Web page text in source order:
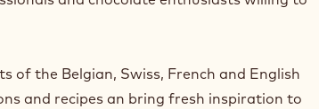
of the Belgian, Swiss, French and English
and recipes an bring fresh inspiration to